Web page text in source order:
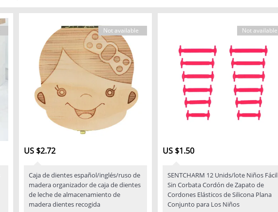
Not available
US $2.72
Caja de dientes español/inglés/ruso de
madera organizador de caja de dientes
de leche de almacenamiento de
madera dientes recogida
Not available
US $1.50
SENTCHARM 12 Unids/lote Niños Fácil
Sin Corbata Cordón de Zapato de
Cordones Elásticos de Silicona Plana
Conjunto para Los Niños